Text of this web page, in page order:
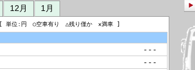
12月 1月
[ 単位:円 ○空車有り △残り僅か ×満車 ]
---
---